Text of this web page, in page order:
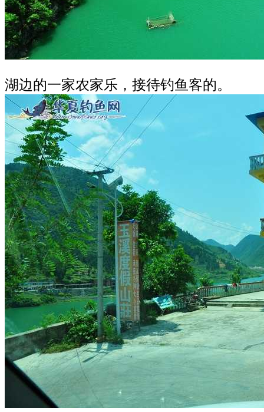
湖边的一家农家乐，接待钓鱼客的。